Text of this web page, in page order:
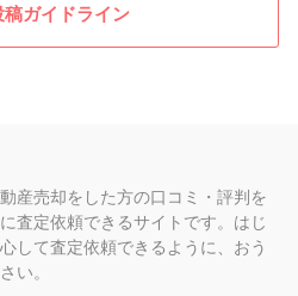
稿ガイドライン
産売却をした方の口コミ・評判を
査定依頼できるサイトです。はじ
して査定依頼できるように、おう
い。